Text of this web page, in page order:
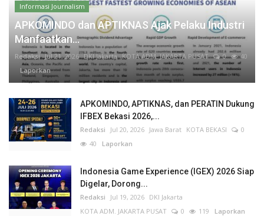
Informasi Journalism
APKOMINDO dan APTIKNAS Ajak Pelaku Industri
Manfaatkan...
Redaksi Jul 21, 2026 DKI Jakarta KOTA ADM. JAKARTA PUSAT 0
40
Laporkan
APKOMINDO, APTIKNAS, dan PERATIN Dukung
IFBEX Bekasi 2026,...
Redaksi Jul 20, 2026 Jawa Barat KOTA BEKASI
0
40 Laporkan
Indonesia Game Experience (IGEX) 2026 Siap
Digelar, Dorong...
Redaksi Jul 19, 2026 DKI Jakarta
KOTA ADM. JAKARTA PUSAT
0 119 Laporkan